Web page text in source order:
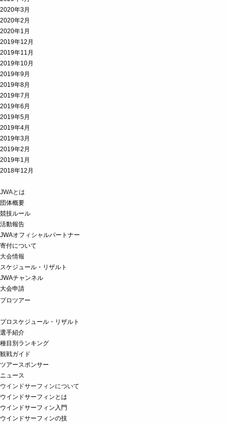
2020年3月
2020年2月
2020年1月
2019年12月
2019年11月
2019年10月
2019年9月
2019年8月
2019年7月
2019年6月
2019年5月
2019年4月
2019年3月
2019年2月
2019年1月
2018年12月
JWAとは
団体概要
競技ルール
活動報告
JWAオフィシャルパートナー
寄付について
大会情報
スケジュール・リザルト
JWAチャンネル
大会申請
プロツアー
プロスケジュール・リザルト
選手紹介
種目別ランキング
観戦ガイド
ツアースポンサー
ニュース
ウインドサーフィンについて
ウインドサーフィンとは
ウインドサーフィン入門
ウインドサーフィンの技